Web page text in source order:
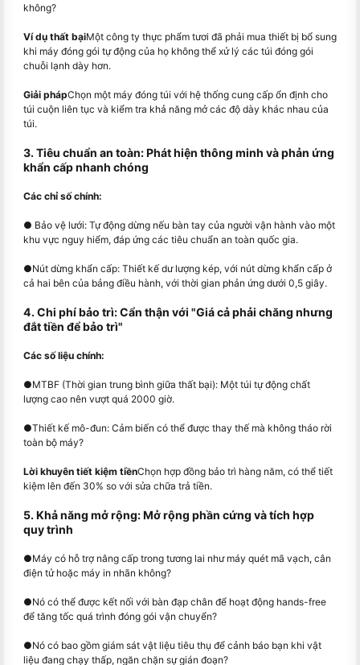
không?
Ví dụ thất bạiMột công ty thực phẩm tươi đã phải mua thiết bị bổ sung
khi máy đóng gói tự động của họ không thể xử lý các túi đóng gói
chuỗi lạnh dày hơn.
Giải phápChọn một máy đóng túi với hệ thống cung cấp ổn định cho
túi cuộn liên tục và kiểm tra khả năng mở các độ dày khác nhau của
túi.
3. Tiêu chuẩn an toàn: Phát hiện thông minh và phản ứng
khẩn cấp nhanh chóng
Các chỉ số chính:
● Bảo vệ lưới: Tự động dừng nếu bàn tay của người vận hành vào một
khu vực nguy hiểm, đáp ứng các tiêu chuẩn an toàn quốc gia.
●Nút dừng khẩn cấp: Thiết kế dư lượng kép, với nút dừng khẩn cấp ở
cả hai bên của bảng điều hành, với thời gian phản ứng dưới 0,5 giây.
4. Chi phí bảo trì: Cẩn thận với "Giá cả phải chăng nhưng
đắt tiền để bảo trì"
Các số liệu chính:
●MTBF (Thời gian trung bình giữa thất bại): Một túi tự động chất
lượng cao nên vượt quá 2000 giờ.
●Thiết kế mô-đun: Cảm biến có thể được thay thế mà không tháo rời
toàn bộ máy?
Lời khuyên tiết kiệm tiềnChọn hợp đồng bảo trì hàng năm, có thể tiết
kiệm lên đến 30% so với sửa chữa trả tiền.
5. Khả năng mở rộng: Mở rộng phần cứng và tích hợp
quy trình
●Máy có hỗ trợ nâng cấp trong tương lai như máy quét mã vạch, cân
điện tử hoặc máy in nhãn không?
●Nó có thể được kết nối với bàn đạp chân để hoạt động hands-free
để tăng tốc quá trình đóng gói vận chuyển?
●Nó có bao gồm giám sát vật liệu tiêu thụ để cảnh báo bạn khi vật
liệu đang chạy thấp, ngăn chặn sự gián đoạn?